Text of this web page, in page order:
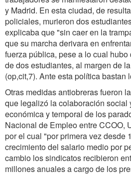
y Madrid. En esta ciudad, de
policiales, murieron dos
explicaba que "sin caer en la
que su marcha derivara en
fuerza pública, pese a lo cual
de dos estudiantes, al margen de
(op,cit,7). Ante esta política bastan
Otras medidas antiobreras fueron
que legalizó la colaboración social
económica y temporal de los
Nacional de Empleo entre CCOO,
por el cual "por primera vez desde
crecimiento del salario medio por
cambio los sindicatos recibieron
millones anuales a cargo de los